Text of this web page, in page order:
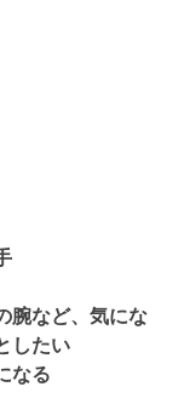
腕など、気にな
したい
なる